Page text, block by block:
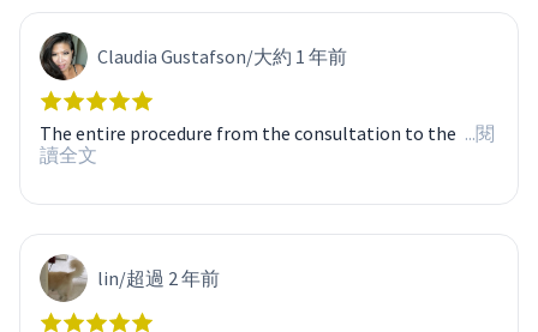
Claudia Gustafson/大約 1 年前
The entire procedure from the consultation to the ...閱
讀全文
lin/超過 2 年前